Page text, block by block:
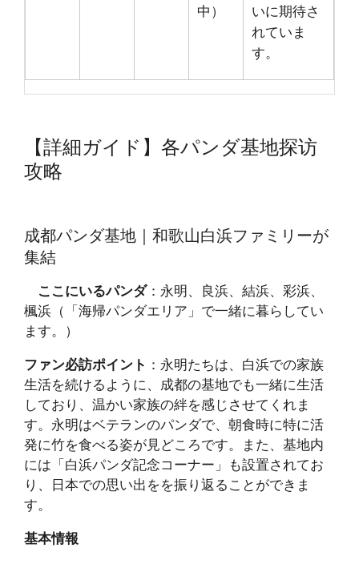
中）
いに期待さ
れていま
す。
【詳細ガイド】各パンダ基地探访
攻略
成都パンダ基地｜和歌山白浜ファミリーが
集結
ここにいるパンダ：永明、良浜、結浜、彩浜、
楓浜（「海帰パンダエリア」で一緒に暮らしてい
ます。）
ファン必訪ポイント ：永明たちは、白浜での家族
生活を続けるように、成都の基地でも一緒に生活
しており、温かい家族の絆を感じさせてくれま
す。永明はベテランのパンダで、朝食時に特に活
発に竹を食べる姿が見どころです。また、基地内
には「白浜パンダ記念コーナー」も設置されてお
り、日本での思い出をを振り返ることができま
す。
基本情報